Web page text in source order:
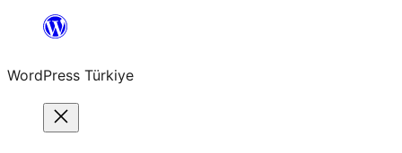
İçeriğe
WordPress Türkiye